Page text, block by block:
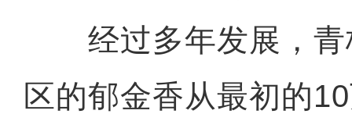
经过多年发展，青
区的郁金香从最初的